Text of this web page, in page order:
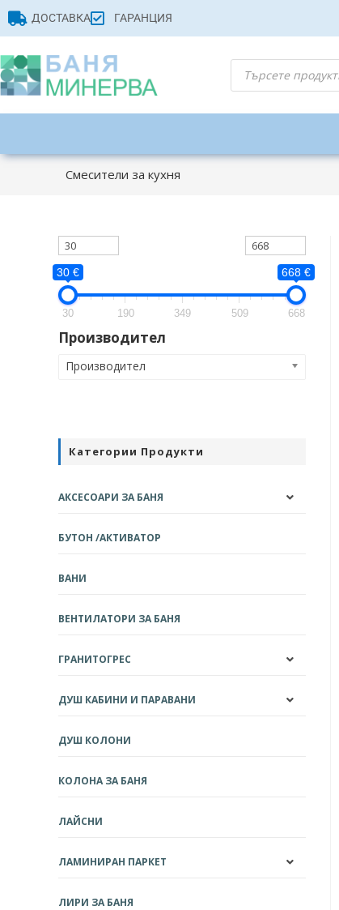
ДОСТАВКА ГАРАНЦИЯ
Смесители за кухня
30 € 668 €
30 190 349 509 668
Производител
Производител
Категории Продукти
АКСЕСОАРИ ЗА БАНЯ
БУТОН /АКТИВАТОР
ВАНИ
ВЕНТИЛАТОРИ ЗА БАНЯ
ГРАНИТОГРЕС
ДУШ КАБИНИ И ПАРАВАНИ
ДУШ КОЛОНИ
КОЛОНА ЗА БАНЯ
ЛАЙСНИ
ЛАМИНИРАН ПАРКЕТ
ЛИРИ ЗА БАНЯ